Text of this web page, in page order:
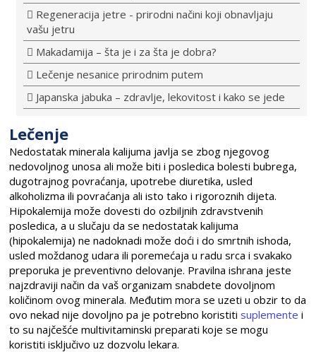
Regeneracija jetre - prirodni načini koji obnavljaju
vašu jetru
Makadamija – šta je i za šta je dobra?
Lečenje nesanice prirodnim putem
Japanska jabuka – zdravlje, lekovitost i kako se jede
Lečenje
Nedostatak minerala kalijuma javlja se zbog njegovog
nedovoljnog unosa ali može biti i posledica bolesti bubrega,
dugotrajnog povraćanja, upotrebe diuretika, usled
alkoholizma ili povraćanja ali isto tako i rigoroznih dijeta.
Hipokalemija može dovesti do ozbiljnih zdravstvenih
posledica, a u slučaju da se nedostatak kalijuma
(hipokalemija) ne nadoknadi može doći i do smrtnih ishoda,
usled moždanog udara ili poremećaja u radu srca i svakako
preporuka je preventivno delovanje. Pravilna ishrana jeste
najzdraviji način da vaš organizam snabdete dovoljnom
količinom ovog minerala. Međutim mora se uzeti u obzir to da
ovo nekad nije dovoljno pa je potrebno koristitisuplemente i
to su najčešće multivitaminski preparati koje se mogu
koristiti isključivo uz dozvolu lekara.